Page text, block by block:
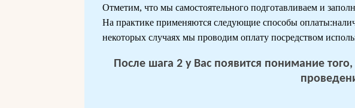
Отметим, что мы самостоятельного подготавливаем и
На практике применяются следующие способы
некоторых случаях мы проводим оплату посредством
После шага 2 у Вас появится понимание